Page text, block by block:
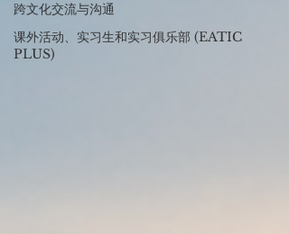
跨文化交流与沟通
课外活动、实习生和实习俱乐部 (EATIC
PLUS)